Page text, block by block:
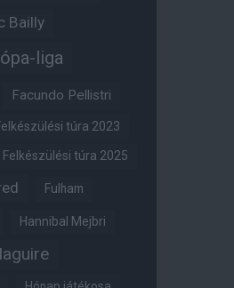
Bailly
liga
Facundo Pellistri
túra 2023
Felkészülési túra 2025
Fulham
Hannibal Mejbri